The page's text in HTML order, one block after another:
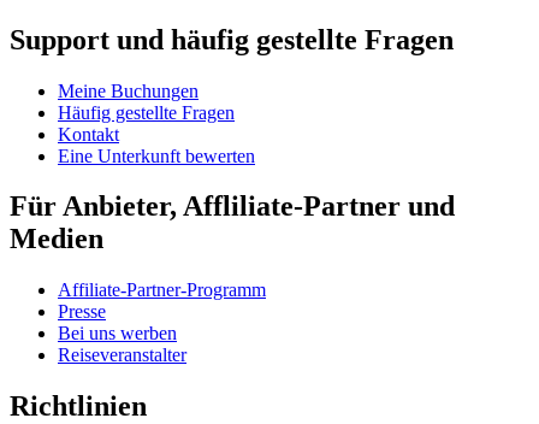
Support und häufig gestellte Fragen
Meine Buchungen
Häufig gestellte Fragen
Kontakt
Eine Unterkunft bewerten
Für Anbieter, Affliliate-Partner und
Medien
Affiliate-Partner-Programm
Presse
Bei uns werben
Reiseveranstalter
Richtlinien